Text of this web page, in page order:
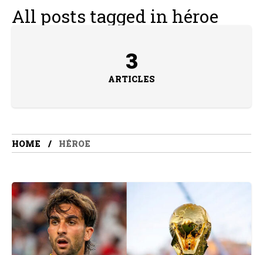
All posts tagged in héroe
3
ARTICLES
HOME HÉROE